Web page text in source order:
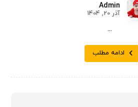
Admin
آذر 20, 1404
...
ادامه مطلب